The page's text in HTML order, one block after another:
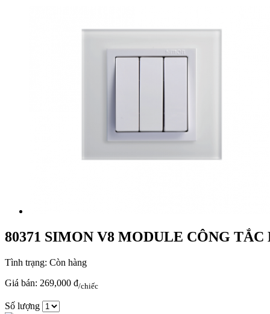
80371 SIMON V8 MODULE CÔNG TẮC
Tình trạng: Còn hàng
Giá bán: 269,000 đ/chiếc
Số lượng